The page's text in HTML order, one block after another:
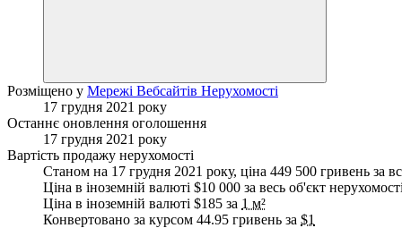
Розміщено у Мережі Вебсайтів Нерухомості
17 грудня 2021 року
Останнє оновлення оголошення
17 грудня 2021 року
Вартість продажу нерухомості
Станом на 17 грудня 2021 року, ціна 449 500 гривень за
Ціна в іноземній валюті $10 000 за весь об'єкт
Ціна в іноземній валюті $185 за 1 м²
Конвертовано за курсом 44.95 гривень за $1